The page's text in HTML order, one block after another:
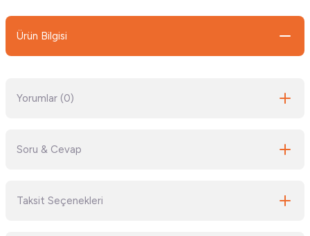
Ürün Bilgisi
Yorumlar (0)
Soru & Cevap
Taksit Seçenekleri